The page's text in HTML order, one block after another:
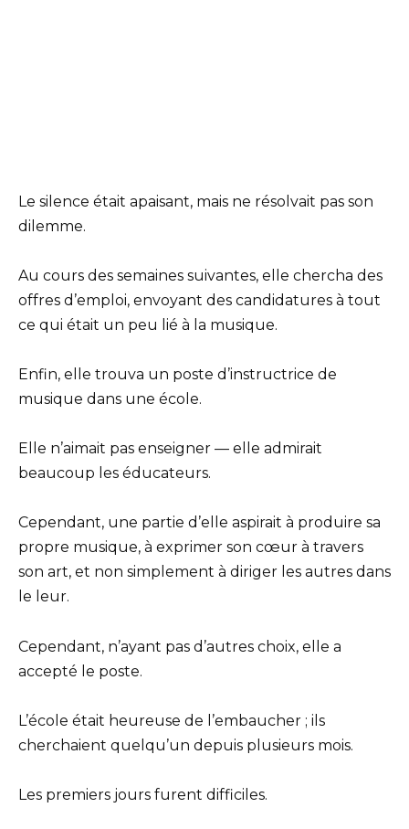
Le silence était apaisant, mais ne résolvait pas son
dilemme.
Au cours des semaines suivantes, elle chercha des
offres d’emploi, envoyant des candidatures à tout
ce qui était un peu lié à la musique.
Enfin, elle trouva un poste d’instructrice de
musique dans une école.
Elle n’aimait pas enseigner — elle admirait
beaucoup les éducateurs.
Cependant, une partie d’elle aspirait à produire sa
propre musique, à exprimer son cœur à travers
son art, et non simplement à diriger les autres dans
le leur.
Cependant, n’ayant pas d’autres choix, elle a
accepté le poste.
L’école était heureuse de l’embaucher ; ils
cherchaient quelqu’un depuis plusieurs mois.
Les premiers jours furent difficiles.